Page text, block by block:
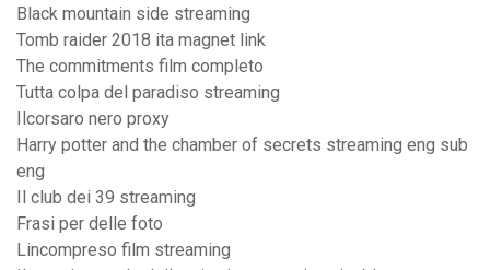
Black mountain side streaming
Tomb raider 2018 ita magnet link
The commitments film completo
Tutta colpa del paradiso streaming
Ilcorsaro nero proxy
Harry potter and the chamber of secrets streaming eng sub
eng
Il club dei 39 streaming
Frasi per delle foto
Lincompreso film streaming